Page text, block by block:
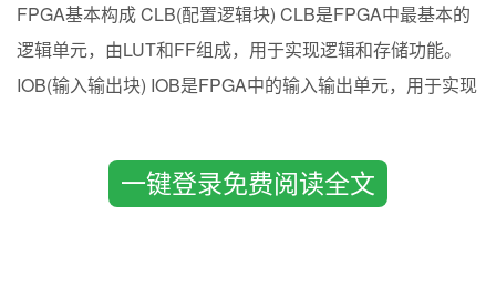
FPGA基本构成 CLB(配置逻辑块) CLB是FPGA中最基本的
逻辑单元，由LUT和FF组成，用于实现逻辑和存储功能。
IOB(输入输出块) IOB是FPGA中的输入输出单元，用于实现
辑，用于实现任意布尔函数，是FPGA灵活性的重要体现。
DCM(数字时钟管理器) DCM是FPGA中的时钟单元，用于
一键登录免费阅读全文